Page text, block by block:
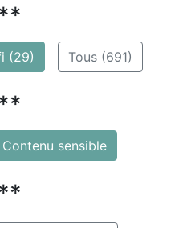
(29) Tous (691)
Contenu sensible